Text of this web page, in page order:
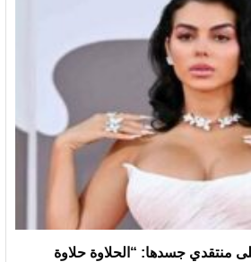
منتقدي جسدها: “الحلاوة حلاوة